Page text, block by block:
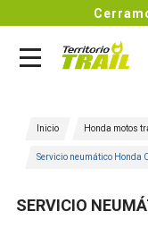
Inicio Honda motos
Servicio neumático Honda
SERVICIO